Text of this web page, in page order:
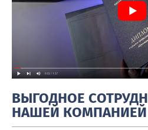
ВЫГОДНОЕ
НАШЕЙ КОМПАНИЕЙ